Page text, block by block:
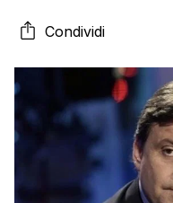
cosa voglia fare, va
Condividi